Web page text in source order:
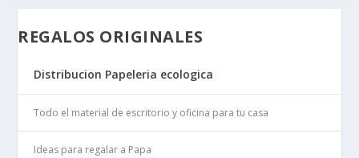
REGALOS ORIGINALES
Distribucion Papeleria ecologica
Todo el material de escritorio y oficina para tu casa
Ideas para regalar a Papa